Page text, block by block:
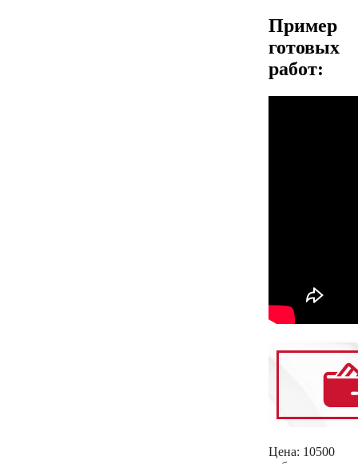
Пример
готовых
работ:
Цена: 10500